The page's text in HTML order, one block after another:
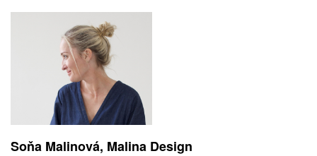
Soňa Malinová, Malina Design